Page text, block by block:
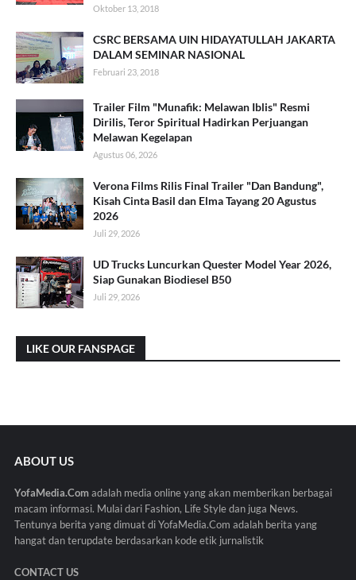
Oktober 13, 2018
CSRC BERSAMA UIN HIDAYATULLAH JAKARTA
DALAM SEMINAR NASIONAL
Februari 23, 2018
Trailer Film "Munafik: Melawan Iblis" Resmi
Dirilis, Teror Spiritual Hadirkan Perjuangan
Melawan Kegelapan
Agustus 06, 2026
Verona Films Rilis Final Trailer "Dan Bandung",
Kisah Cinta Basil dan Elma Tayang 20 Agustus
2026
Juli 29, 2026
UD Trucks Luncurkan Quester Model Year 2026,
Siap Gunakan Biodiesel B50
Juli 29, 2026
LIKE OUR FANSPAGE
ABOUT US
YofaMedia.Comadalah media online yang akan memberikan berbagai
macam informasi. Mulai dari Fashion, Life Style dan juga News.
Tentunya berita yang dimuat di YofaMedia.Com adalah berita yang
hangat dan terupdate berdasarkan kode etik jurnalistik
CONTACT US